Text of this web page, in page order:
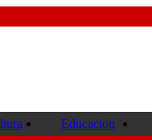
Educacion